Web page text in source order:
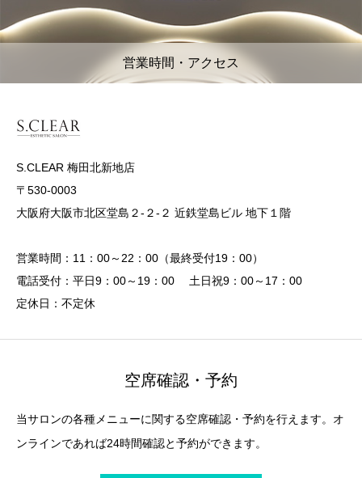
営業時間・アクセス
S.CLEAR 梅田北新地店
〒530-0003
大阪府大阪市北区堂島２-２-２ 近鉄堂島ビル 地下１階
営業時間：11：00～22：00（最終受付19：00）
電話受付：平日9：00～19：00 土日祝9：00～17：00
定休日：不定休
空席確認・予約
当サロンの各種メニューに関する空席確認・予約を行えます。オ
ンラインであれば24時間確認と予約ができます。